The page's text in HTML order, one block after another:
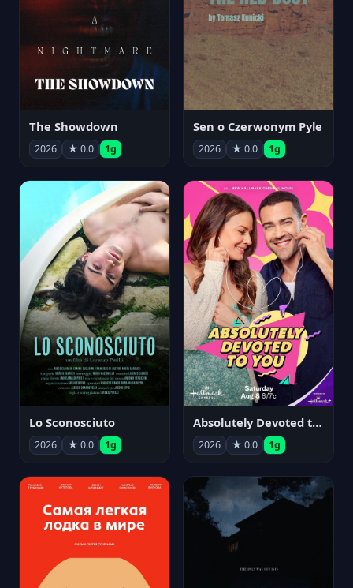
The Showdown
2026 ★ 0.0 1g
Sen o Czerwonym Pyle
2026 ★ 0.0 1g
Lo Sconosciuto
2026 ★ 0.0 1g
Absolutely Devoted to You
2026 ★ 0.0 1g